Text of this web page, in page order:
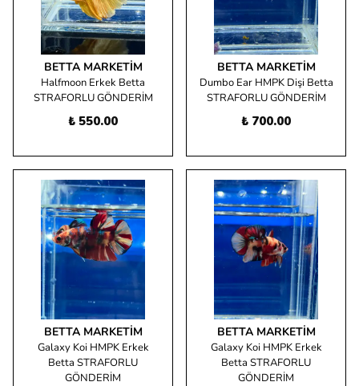
BETTA MARKETIM
Halfmoon Erkek Betta
STRAFORLU GÖNDERİM
₺ 550.00
BETTA MARKETIM
Dumbo Ear HMPK Dişi Betta
STRAFORLU GÖNDERİM
₺ 700.00
BETTA MARKETIM
Galaxy Koi HMPK Erkek
Betta STRAFORLU
GÖNDERİM
BETTA MARKETIM
Galaxy Koi HMPK Erkek
Betta STRAFORLU
GÖNDERİM